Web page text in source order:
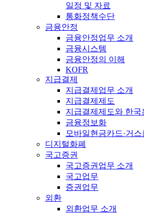
일정 및 자료
통화정책수단
금융안정
금융안정업무 소개
금융시스템
금융안정의 이해
KOFR
지급결제
지급결제업무 소개
지급결제제도
지급결제제도와 한국
금융정보화
모바일현금카드·거
디지털화폐
국고증권
국고증권업무 소개
국고업무
증권업무
외환
외환업무 소개